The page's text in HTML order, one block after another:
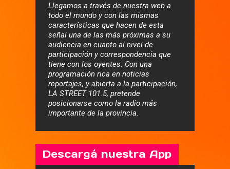
Llegamos a través de nuestra web a
todo el mundo y con las mismas
características que hacen de esta
señal una de las más próximas a su
audiencia en cuanto al nivel de
participación y correspondencia que
tiene con los oyentes. Con una
programación rica en noticias
reportajes, y abierta a la participación,
LA STREET 101.5, pretende
posicionarse como la radio más
importante de la provincia.
Descargá nuestra App